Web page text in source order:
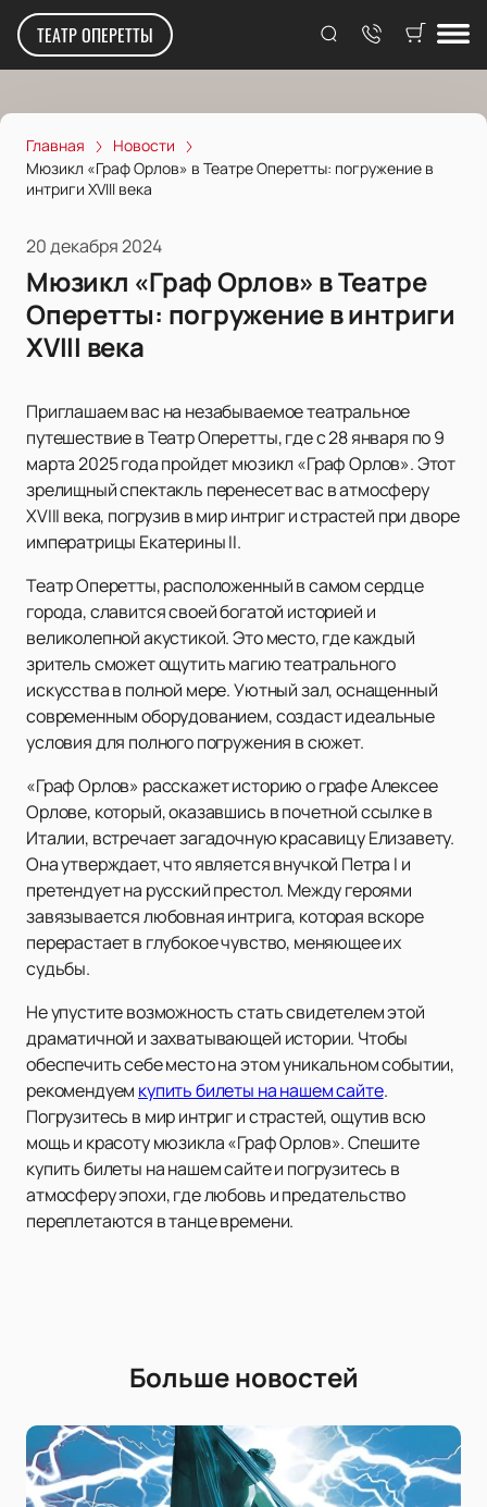
ТЕАТР ОПЕРЕТТЫ
Главная
Новости
Мюзикл «Граф Орлов» в Театре Оперетты: погружение в
интриги XVIII века
20 декабря 2024
Мюзикл «Граф Орлов» в Театре
Оперетты: погружение в интриги
XVIII века
Приглашаем вас на незабываемое театральное
путешествие в Театр Оперетты, где с 28 января по 9
марта 2025 года пройдет мюзикл «Граф Орлов». Этот
зрелищный спектакль перенесет вас в атмосферу
XVIII века, погрузив в мир интриг и страстей при дворе
императрицы Екатерины II.
Театр Оперетты, расположенный в самом сердце
города, славится своей богатой историей и
великолепной акустикой. Это место, где каждый
зритель сможет ощутить магию театрального
искусства в полной мере. Уютный зал, оснащенный
современным оборудованием, создаст идеальные
условия для полного погружения в сюжет.
«Граф Орлов» расскажет историю о графе Алексее
Орлове, который, оказавшись в почетной ссылке в
Италии, встречает загадочную красавицу Елизавету.
Она утверждает, что является внучкой Петра I и
претендует на русский престол. Между героями
завязывается любовная интрига, которая вскоре
перерастает в глубокое чувство, меняющее их
судьбы.
Не упустите возможность стать свидетелем этой
драматичной и захватывающей истории. Чтобы
обеспечить себе место на этом уникальном событии,
рекомендуем купить билеты на нашем сайте.
Погрузитесь в мир интриг и страстей, ощутив всю
мощь и красоту мюзикла «Граф Орлов». Спешите
купить билеты на нашем сайте и погрузитесь в
атмосферу эпохи, где любовь и предательство
переплетаются в танце времени.
Больше новостей